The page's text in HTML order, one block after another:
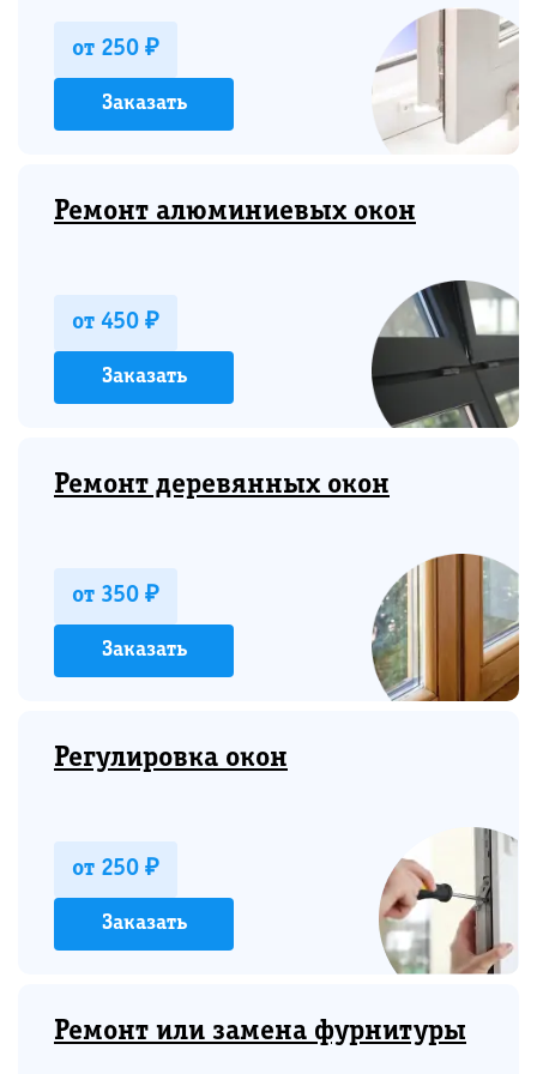
от 250 ₽
Заказать
Ремонт алюминиевых окон
от 450 ₽
Заказать
Ремонт деревянных окон
от 350 ₽
Заказать
Регулировка окон
от 250 ₽
Заказать
Ремонт или замена фурнитуры